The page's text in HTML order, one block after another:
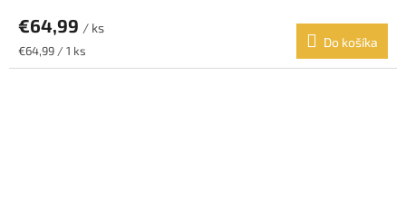
€64,99 / ks
Jednotková
cena:
€64,99 / 1 ks
Do košíka